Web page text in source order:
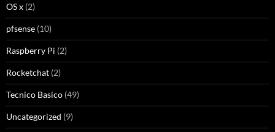
OS x (2)
pfsense (10)
Raspberry Pi (2)
Rocketchat (2)
Tecnico Basico (49)
Uncategorized (9)